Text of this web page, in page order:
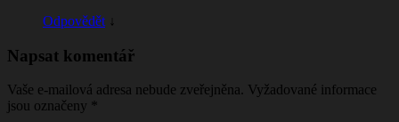
Odpovědět ↓
Napsat komentář
Vaše e-mailová adresa nebude zveřejněna. Vyžadované informace
jsou označeny *